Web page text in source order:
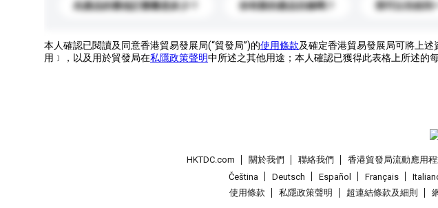
此產品的最低訂購量是多少？ 你有新的產品目錄嗎？ 我可以先收到
本人確認已閱讀及同意香港貿易發展局(“貿發局”)的使用條款及確定香港貿易發展局可將上
用﹞，以及用於貿發局在私隱政策聲明中所述之其他用途；本人確認已獲得此表格上所述的
HKTDC.com 關於我們 聯絡我們 香港貿發局流動應用
Čeština
Deutsch Español Français
使用條款
私隱政策聲明 超連結條款及細則